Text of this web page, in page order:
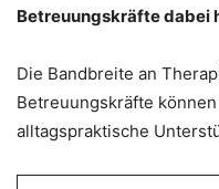
Betreuungskräfte dabei
Die Bandbreite an
Betreuungskräfte
alltagspraktische